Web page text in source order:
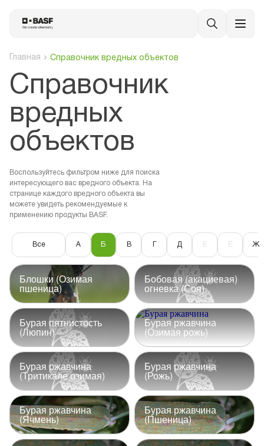
Главная Справочник вредных объектов
Cправочник
вредных
объектов
Воспользуйтесь фильтром ниже для поиска
интересующего вас вредного объекта. На
странице каждого вредного объекта вы
можете увидеть рекомендуемые к
применению продукты BASF.
Все А Б В Д Е Ё Ж
Блошки (Озимая
пшеница)
Бобовая (акациевая)
огневка (Соя)
Бурая пятнистость
(Люпин)
Бурая ржавчина
(Озимая рожь)
Бурая ржавчина
(Тритикале озимая)
Бурая ржавчина
(Рожь)
Бурая ржавчина
(Ячмень)
Бурая ржавчина
(Пшеница)